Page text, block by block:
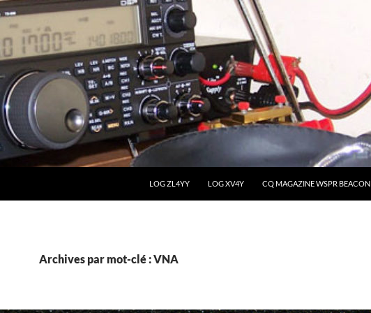
LOG ZL4YY LOG XV4Y CQ MAGAZINE WSPR BEACON
Archives par mot-clé : VNA